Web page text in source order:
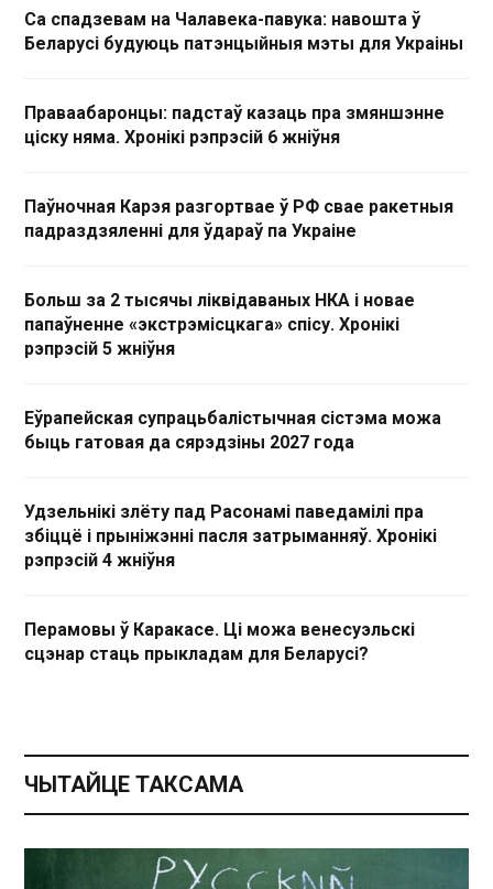
Са спадзевам на Чалавека-павука: навошта ў
Беларусі будуюць патэнцыйныя мэты для Украіны
Праваабаронцы: падстаў казаць пра змяншэнне
ціску няма. Хронікі рэпрэсій 6 жніўня
Паўночная Карэя разгортвае ў РФ свае ракетныя
падраздзяленні для ўдараў па Украіне
Больш за 2 тысячы ліквідаваных НКА і новае
папаўненне «экстрэмісцкага» спісу. Хронікі
рэпрэсій 5 жніўня
Еўрапейская супрацьбалістычная сістэма можа
быць гатовая да сярэдзіны 2027 года
Удзельнікі злёту пад Расонамі паведамілі пра
збіццё і прыніжэнні пасля затрыманняў. Хронікі
рэпрэсій 4 жніўня
Перамовы ў Каракасе. Ці можа венесуэльскі
сцэнар стаць прыкладам для Беларусі?
ЧЫТАЙЦЕ ТАКСАМА